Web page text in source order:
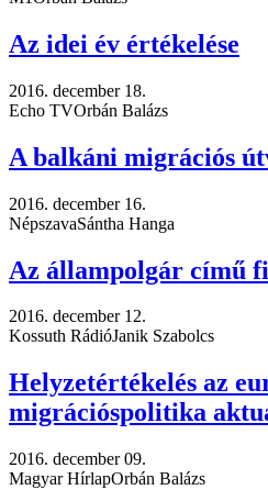
Az idei év értékelése
2016. december 18.
Echo TVOrbán Balázs
A balkáni migrációs
2016. december 16.
NépszavaSántha Hanga
Az állampolgár című
2016. december 12.
Kossuth RádióJanik Szabolcs
Helyzetértékelés az
migrációspolitika
2016. december 09.
Magyar HírlapOrbán Balázs